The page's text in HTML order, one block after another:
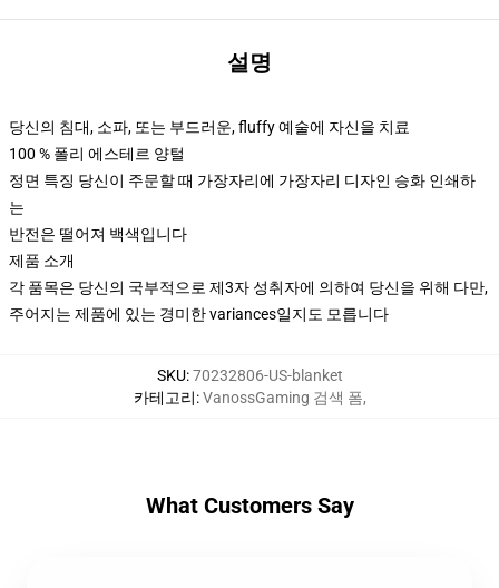
설명
당신의 침대, 소파, 또는 부드러운, fluffy 예술에 자신을 치료
100 % 폴리 에스테르 양털
정면 특징 당신이 주문할 때 가장자리에 가장자리 디자인 승화 인쇄하
는
반전은 떨어져 백색입니다
제품 소개
각 품목은 당신의 국부적으로 제3자 성취자에 의하여 당신을 위해 다만,
주어지는 제품에 있는 경미한 variances일지도 모릅니다
SKU:70232806-US-blanket
카테고리:VanossGaming 검색 폼,
What Customers Say